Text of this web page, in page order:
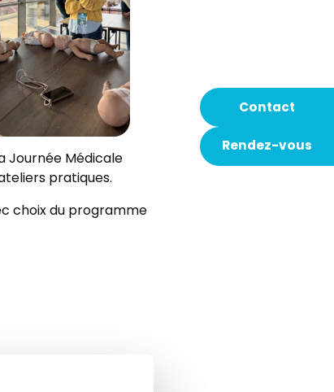
Contact
Rendez-vous
Journée Médicale
pratiques.
choix du programme